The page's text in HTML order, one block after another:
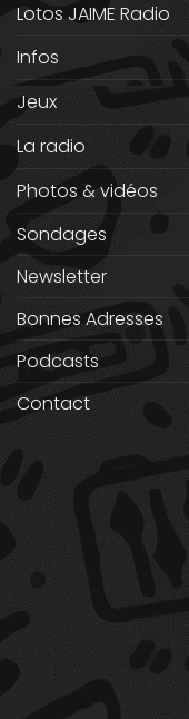
Lotos JAIME Radio
Infos
Jeux
La radio
Photos & vidéos
Sondages
Newsletter
Bonnes Adresses
Podcasts
Contact